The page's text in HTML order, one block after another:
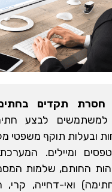
חסרת תקדים
לבצע
ובעלות תוקף משפטי
טפסים ומיילים.
החותם, שלמות
ואי-דחייה, קרי,